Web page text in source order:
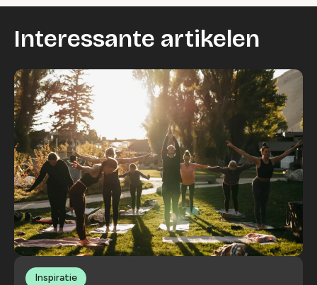
Interessante artikelen
Inspiratie